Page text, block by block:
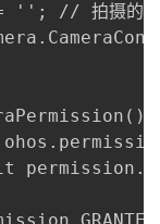
// 拍摄的照